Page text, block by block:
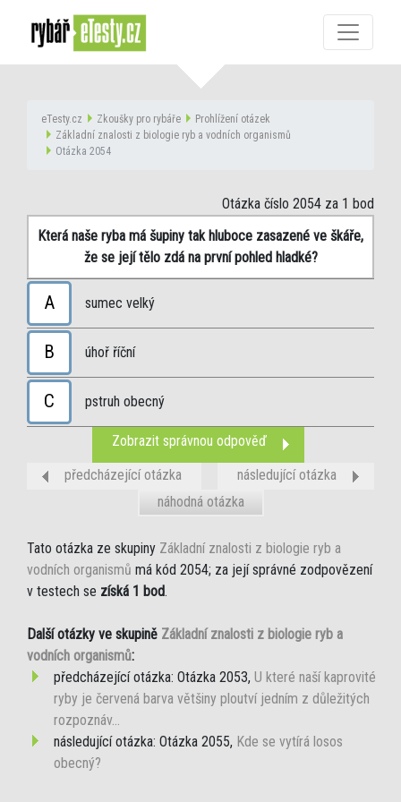
eTesty.cz Zkoušky pro rybáře
Prohlížení otázek
Základní znalosti z biologie ryb a vodních organismů
Otázka 2054
Otázka číslo 2054 za 1 bod
Která naše ryba má šupiny tak hluboce zasazené ve škáře,
že se její tělo zdá na první pohled hladké?
A sumec velký
B úhoř říční
C pstruh obecný
Zobrazit správnou odpověď
předcházející otázka
následující otázka
náhodná otázka
Tato otázka ze skupiny Základní znalosti z biologie ryb a
vodních organismů má kód 2054; za její správné zodpovězení
v testech se získá 1 bod.
Další otázky ve skupině Základní znalosti z biologie ryb a
vodních organismů:
předcházející otázka: Otázka 2053, U které naší kaprovité
ryby je červená barva většiny ploutví jedním z důležitých
rozpoznáv...
následující otázka: Otázka 2055, Kde se vytírá losos
obecný?